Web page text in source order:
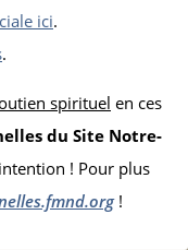
ici.
.
spirituel en ces
du Site Notre-
! Pour plus
!